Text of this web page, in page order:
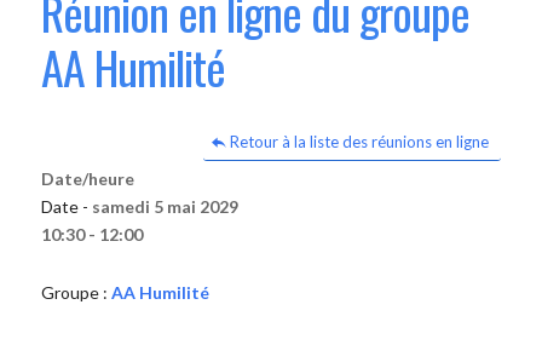
AA Humilité
Retour à la liste des réunions en ligne
Date/heure
Date - samedi 5 mai 2029
10:30 - 12:00
Groupe : AA Humilité